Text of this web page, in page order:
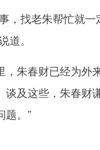
找老朱帮忙就一
道。
朱春财已经为外
谈及这些，朱春财
题。”